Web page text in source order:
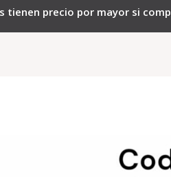
tienen precio por mayor si